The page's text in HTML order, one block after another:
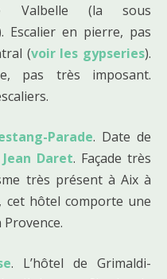
Valbelle (la sous
Escalier en pierre, pas
(voir les gypseries).
pas très imposant.
Parade. Date de
Jean Daret. Façade très
très présent à Aix à
cet hôtel comporte une
. L’hôtel de Grimaldi-